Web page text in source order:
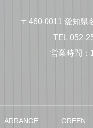
〒460-0011 愛知県
TEL 052-
営業時間
ARRANGE
GREEN